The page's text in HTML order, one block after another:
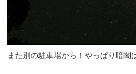
また別の駐車場から！やっぱり暗闇